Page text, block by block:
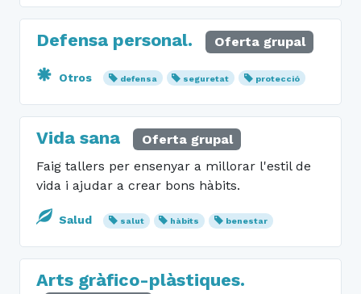
Defensa personal. Oferta grupal
Otros defensa seguretat protecció
Vida sana
Oferta grupal
Faig tallers per ensenyar a millorar l'estil de
vida i ajudar a crear bons hàbits.
Salud salut hàbits benestar
Arts gràfico-plàstiques.